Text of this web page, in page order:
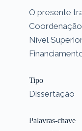
O presente
Nível
Tipo
Dissertação
Palavras-chave